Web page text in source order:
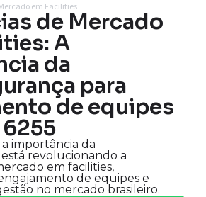
em Facilities
de Mercado
A
da
para
de equipes
importância da
revolucionando a
em facilities,
de equipes e
no mercado brasileiro.